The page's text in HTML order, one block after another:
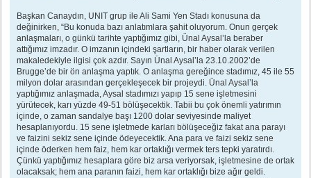
Başkan Canaydın, UNIT grup ile Ali Sami Yen Stadı konusuna da
değinirken, “Bu konuda bazı anlatımlara şahit oluyorum. Onun gerçek
anlaşmaları, o günkü tarihte yaptığımız gibi, Ünal Aysal’la beraber
attığımız imzadır. O imzanın içindeki şartların, bir haber olarak verilen
makaledekiyle ilgisi çok azdır. Sayın Ünal Aysal’la 23.10.2002’de
Brugge’de bir ön anlaşma yaptık. O anlaşma gereğince stadımız, 45 ile 55
milyon dolar arasından gerçekleşecek bir projeydi. Ünal Aysal’la
yaptığımız anlaşmada, Aysal stadımızı yapıp 15 sene işletmesini
yürütecek, karı yüzde 49-51 bölüşecektik. Tabii bu çok önemli yatırımın
içinde, o zaman sandalye başı 1200 dolar seviyesinde maliyet
hesaplanıyordu. 15 sene işletmede karları bölüşeceğiz fakat ana parayı
ve faizini sekiz sene içinde ödeyecektik. Ana para ve faizi sekiz sene
içinde öderken hem faiz, hem kar ortaklığı vermek ters tepki yaratırdı.
Çünkü yaptığımız hesaplara göre biz arsa veriyorsak, işletmesine de ortak
olacaksak; hem ana paranın faizi, hem kar ortaklığı bize ağır geldi.